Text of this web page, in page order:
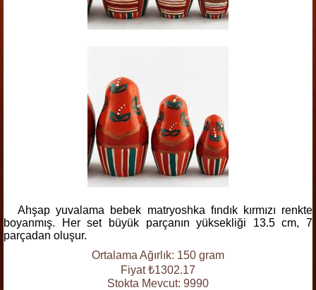
Ahşap yuvalama bebek matryoshka fındık kırmızı renkte
boyanmış. Her set büyük parçanın yüksekliği 13.5 cm, 7
parçadan oluşur.
Ortalama Ağırlık: 150 gram
Fiyat ₺1302.17
Stokta Mevcut: 9990